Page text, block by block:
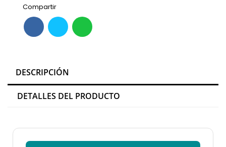
Compartir
DESCRIPCIÓN
DETALLES DEL PRODUCTO